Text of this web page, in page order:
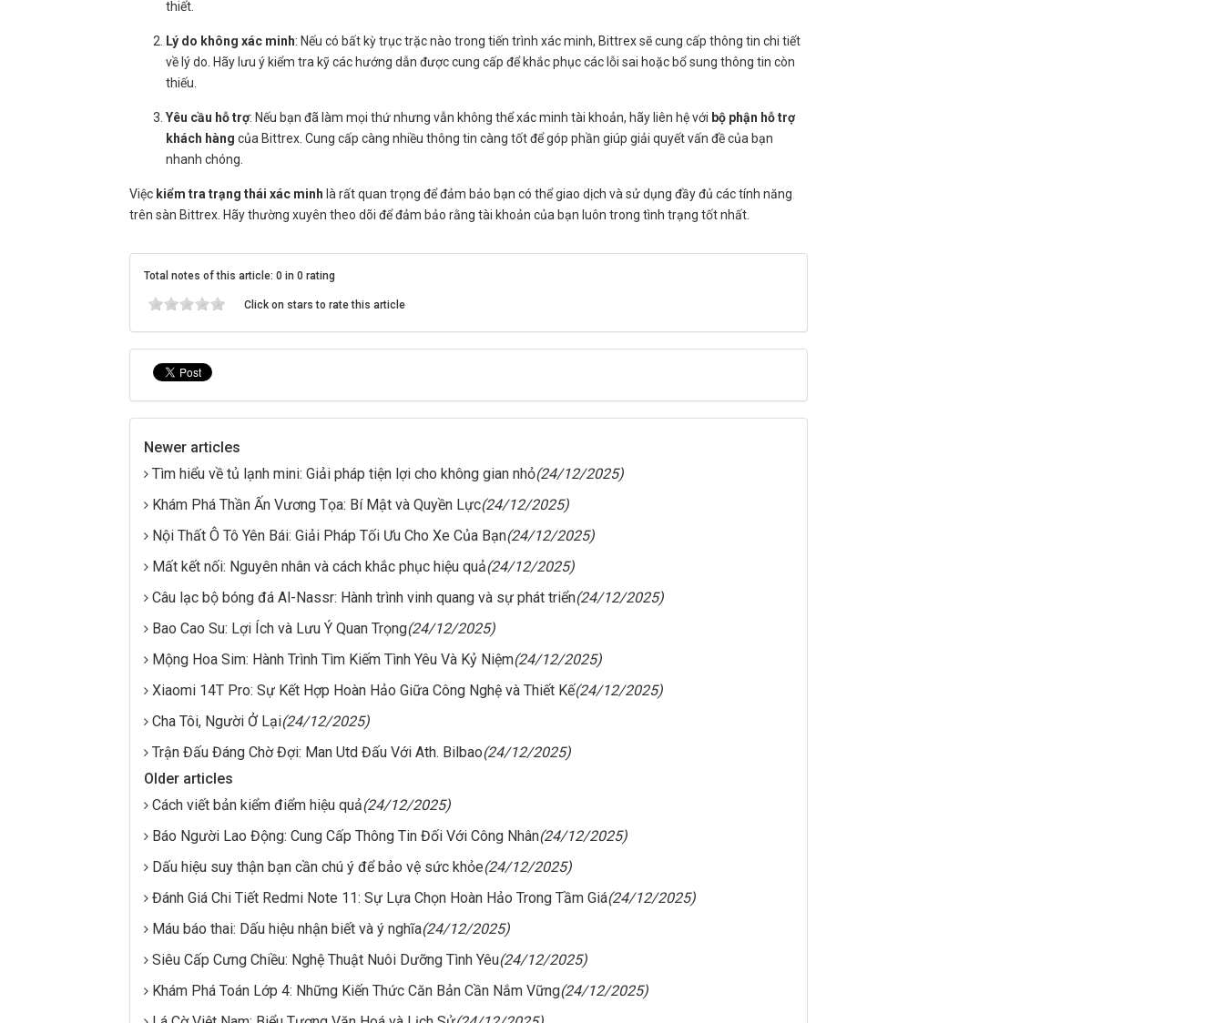
thiết.
Lý do không xác minh: Nếu có bất kỳ trục trặc nào trong tiến trình xác minh, Bittrex sẽ cung cấp thông tin chi tiết
về lý do. Hãy lưu ý kiểm tra kỹ các hướng dẫn được cung cấp để khắc phục các lỗi sai hoặc bổ sung thông tin còn
thiếu.
Yêu cầu hỗ trợ: Nếu bạn đã làm mọi thứ nhưng vẫn không thể xác minh tài khoản, hãy liên hệ với bộ phận hỗ trợ
khách hàng của Bittrex. Cung cấp càng nhiều thông tin càng tốt để góp phần giúp giải quyết vấn đề của bạn
nhanh chóng.
Việc kiểm tra trạng thái xác minh là rất quan trọng để đảm bảo bạn có thể giao dịch và sử dụng đầy đủ các tính năng
trên sàn Bittrex. Hãy thường xuyên theo dõi để đảm bảo rằng tài khoản của bạn luôn trong tình trạng tốt nhất.
Total notes of this article: 0 in 0 rating
Click on stars to rate this article
Newer articles
Tìm hiểu về tủ lạnh mini: Giải pháp tiện lợi cho không gian nhỏ(24/12/2025)
Khám Phá Thần Ấn Vương Tọa: Bí Mật và Quyền Lực(24/12/2025)
Nội Thất Ô Tô Yên Bái: Giải Pháp Tối Ưu Cho Xe Của Bạn(24/12/2025)
Mất kết nối: Nguyên nhân và cách khắc phục hiệu quả(24/12/2025)
Câu lạc bộ bóng đá Al-Nassr: Hành trình vinh quang và sự phát triển(24/12/2025)
Bao Cao Su: Lợi Ích và Lưu Ý Quan Trọng(24/12/2025)
Mộng Hoa Sim: Hành Trình Tìm Kiếm Tình Yêu Và Kỷ Niệm(24/12/2025)
Xiaomi 14T Pro: Sự Kết Hợp Hoàn Hảo Giữa Công Nghệ và Thiết Kế(24/12/2025)
Cha Tôi, Người Ở Lại(24/12/2025)
Trận Đấu Đáng Chờ Đợi: Man Utd Đấu Với Ath. Bilbao(24/12/2025)
Older articles
Cách viết bản kiểm điểm hiệu quả(24/12/2025)
Báo Người Lao Động: Cung Cấp Thông Tin Đối Với Công Nhân(24/12/2025)
Dấu hiệu suy thận bạn cần chú ý để bảo vệ sức khỏe(24/12/2025)
Đánh Giá Chi Tiết Redmi Note 11: Sự Lựa Chọn Hoàn Hảo Trong Tầm Giá(24/12/2025)
Máu báo thai: Dấu hiệu nhận biết và ý nghĩa(24/12/2025)
Siêu Cấp Cưng Chiều: Nghệ Thuật Nuôi Dưỡng Tình Yêu(24/12/2025)
Khám Phá Toán Lớp 4: Những Kiến Thức Căn Bản Cần Nắm Vững(24/12/2025)